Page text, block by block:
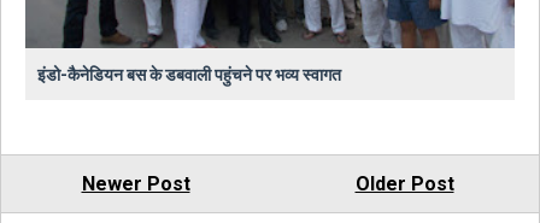
इंडो-कैनेडियन बस के डबवाली पहुंचने पर भव्य स्वागत
Newer Post Older Post